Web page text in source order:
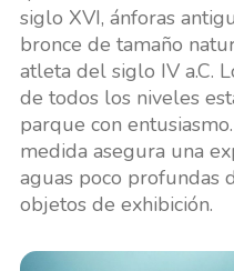
siglo XVI, ánforas
bronce de tamaño
atleta del siglo IV a.C.
de todos los niveles
parque con
medida asegura una
aguas poco profundas
objetos de exhibición.